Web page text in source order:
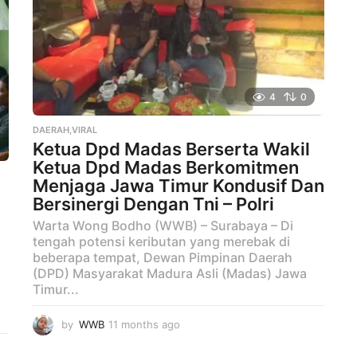
4 0
DAERAH,VIRAL
Ketua Dpd Madas Berserta Wakil
Ketua Dpd Madas Berkomitmen
Menjaga Jawa Timur Kondusif Dan
Bersinergi Dengan Tni – Polri
Warta Wong Bodho (WWB) – Surabaya – Di
tengah potensi keributan yang merebak di
beberapa tempat, Dewan Pimpinan Daerah
(DPD) Masyarakat Madura Asli (Madas) Jawa
Timur...
by WWB 11 months ago